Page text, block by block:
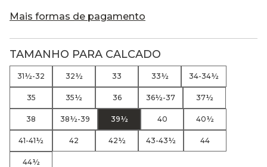
Mais formas de pagamento
TAMANHO PARA CALCADO
31½-32 32½ 33 33½ 34-34½
35 35½ 36 36½-37 37½
38 38½-39 39½ 40 40½
41-41½ 42 42½ 43-43½ 44
44½